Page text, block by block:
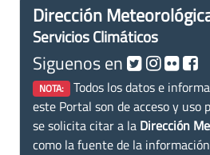
Dirección
Servicios Climáticos
Siguenos en
NOTA: Todos los datos e
este Portal son de acceso y uso
se solicita citar a la Dirección
como la fuente de la